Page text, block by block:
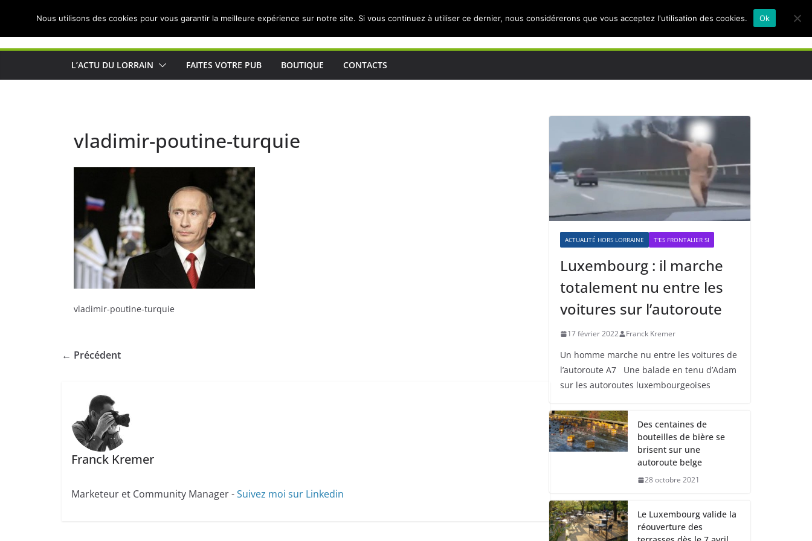
Actualités de Lorraine pour les Lorrains
L’ACTU DU LORRAIN FAITES VOTRE PUB BOUTIQUE CONTACTS
vladimir-poutine-turquie
vladimir-poutine-turquie
← Précédent
Franck Kremer
Marketeur et Community Manager -Suivez moi sur Linkedin
ACTUALITÉ HORS LORRAINE T'ES FRONTALIER SI
Luxembourg : il marche
totalement nu entre les
voitures sur l’autoroute
17 février 2022 Franck Kremer
Un homme marche nu entre les voitures de
l’autoroute A7 Une balade en tenu d’Adam
sur les autoroutes luxembourgeoises
Des centaines de
bouteilles de bière se
brisent sur une
autoroute belge
28 octobre 2021
Le Luxembourg valide la
réouverture des
Nous utilisons des cookies pour vous garantir la meilleure expérience sur notre site. Si vous continuez à utiliser ce dernier, nous considérerons que vous acceptez l'utilisation des cookies. Ok